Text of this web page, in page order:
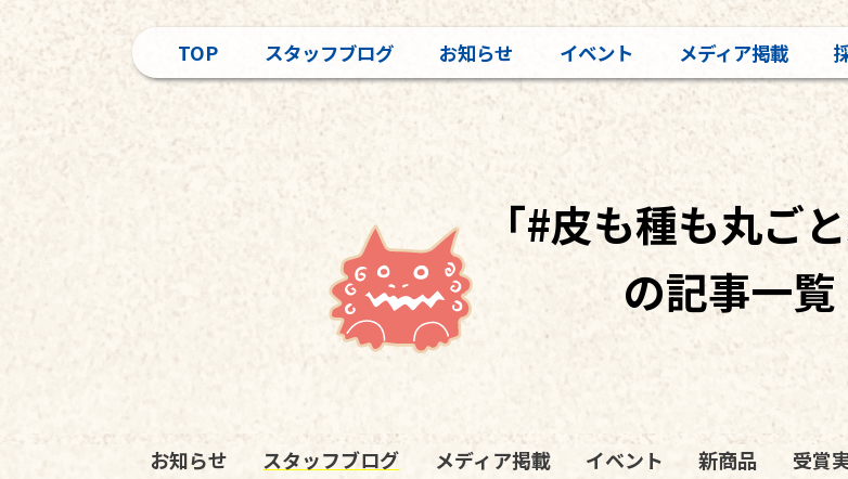
TOP スタッフブログ お知らせ イベント メディア掲載
「#皮も種も丸ご
の記事一覧
お知らせ スタッフブログ メディア掲載 イベント 新商品 受賞